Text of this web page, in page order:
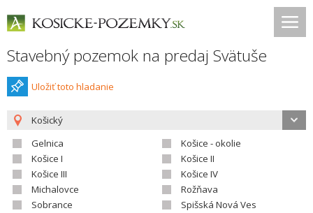
Stavebný pozemok na predaj Svätuše
Uložiť toto hladanie
Košický
Gelnica
Košice - okolie
Košice I
Košice II
Košice III
Košice IV
Michalovce
Rožňava
Sobrance
Spišská Nová Ves